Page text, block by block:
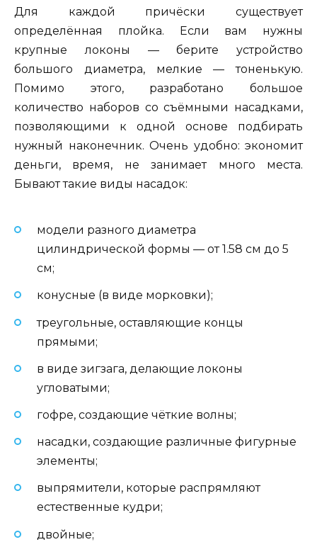
Для каждой причёски существует
определённая плойка. Если вам нужны
крупные локоны — берите устройство
большого диаметра, мелкие — тоненькую.
Помимо этого, разработано большое
количество наборов со съёмными насадками,
позволяющими к одной основе подбирать
нужный наконечник. Очень удобно: экономит
деньги, время, не занимает много места.
Бывают такие виды насадок:
модели разного диаметра
цилиндрической формы — от 1.58 см до 5
см;
конусные (в виде морковки);
треугольные, оставляющие концы
прямыми;
в виде зигзага, делающие локоны
угловатыми;
гофре, создающие чёткие волны;
насадки, создающие различные фигурные
элементы;
выпрямители, которые распрямляют
естественные кудри;
двойные;